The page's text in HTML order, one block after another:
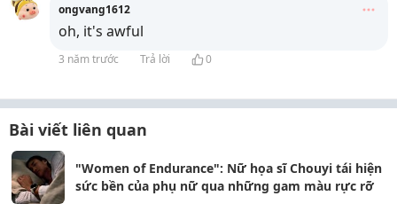
ongvang1612
oh, it's awful
3 năm trước Trả lời 0
Bài viết liên quan
"Women of Endurance": Nữ họa sĩ Chouyi tái hiện
sức bền của phụ nữ qua những gam màu rực rỡ